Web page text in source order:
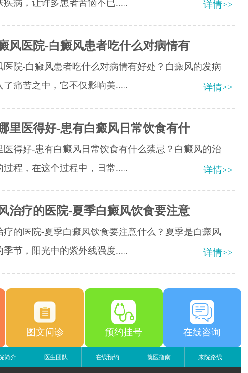
疾病，让许多患者苦恼不已.....
详情>>
风医院-白癜风患者吃什么对病情有
医院-白癜风患者吃什么对病情有好处？白癜风的发病
了痛苦之中，它不仅影响美.....
详情>>
里医得好-患有白癜风日常饮食有什
医得好-患有白癜风日常饮食有什么禁忌？白癜风的治
过程，在这个过程中，日常.....
详情>>
治疗的医院-夏季白癜风饮食要注意
疗的医院-夏季白癜风饮食要注意什么？夏季是白癜风
季节，阳光中的紫外线强度.....
详情>>
图文问诊 预约挂号 在线咨询
简介 医生团队 在线预约 就医指南 来院路线